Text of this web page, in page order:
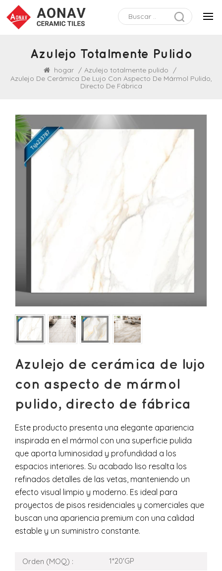
Azulejo Totalmente Pulido
hogar / Azulejo totalmente pulido
/
Azulejo De Cerámica De Lujo Con Aspecto De Mármol Pulido,
Directo De Fábrica
Azulejo de cerámica de lujo
con aspecto de mármol
pulido, directo de fábrica
Este producto presenta una elegante apariencia
inspirada en el mármol con una superficie pulida
que aporta luminosidad y profundidad a los
espacios interiores. Su acabado liso resalta los
refinados detalles de las vetas, manteniendo un
efecto visual limpio y moderno. Es ideal para
proyectos de pisos residenciales y comerciales que
buscan una apariencia premium con una calidad
estable y un suministro constante.
Orden (MOQ) : 1*20'GP